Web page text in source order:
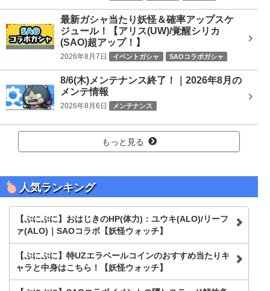
SAOコラボ
最新ガシャ当たり妖怪＆確率アップスケ
ジュール！【アリス(UW)/覚醒シリカ
(SAO)超アップ！】
2026年8月7日 イベントガシャ SAOコラボガシャ
8/6(木)メンテナンス終了！｜2026年8月の
メンテ情報
2026年8月6日 メンテナンス
もっと見る
人気ランキング
【ぷにぷに】おはじきのHP(体力)：ユウキ(ALO)/リーフ
ァ(ALO)｜SAOコラボ【妖怪ウォッチ】
【ぷにぷに】特UZエラベールコインのおすすめ当たりキ
ャラと中身はこちら！【妖怪ウォッチ】